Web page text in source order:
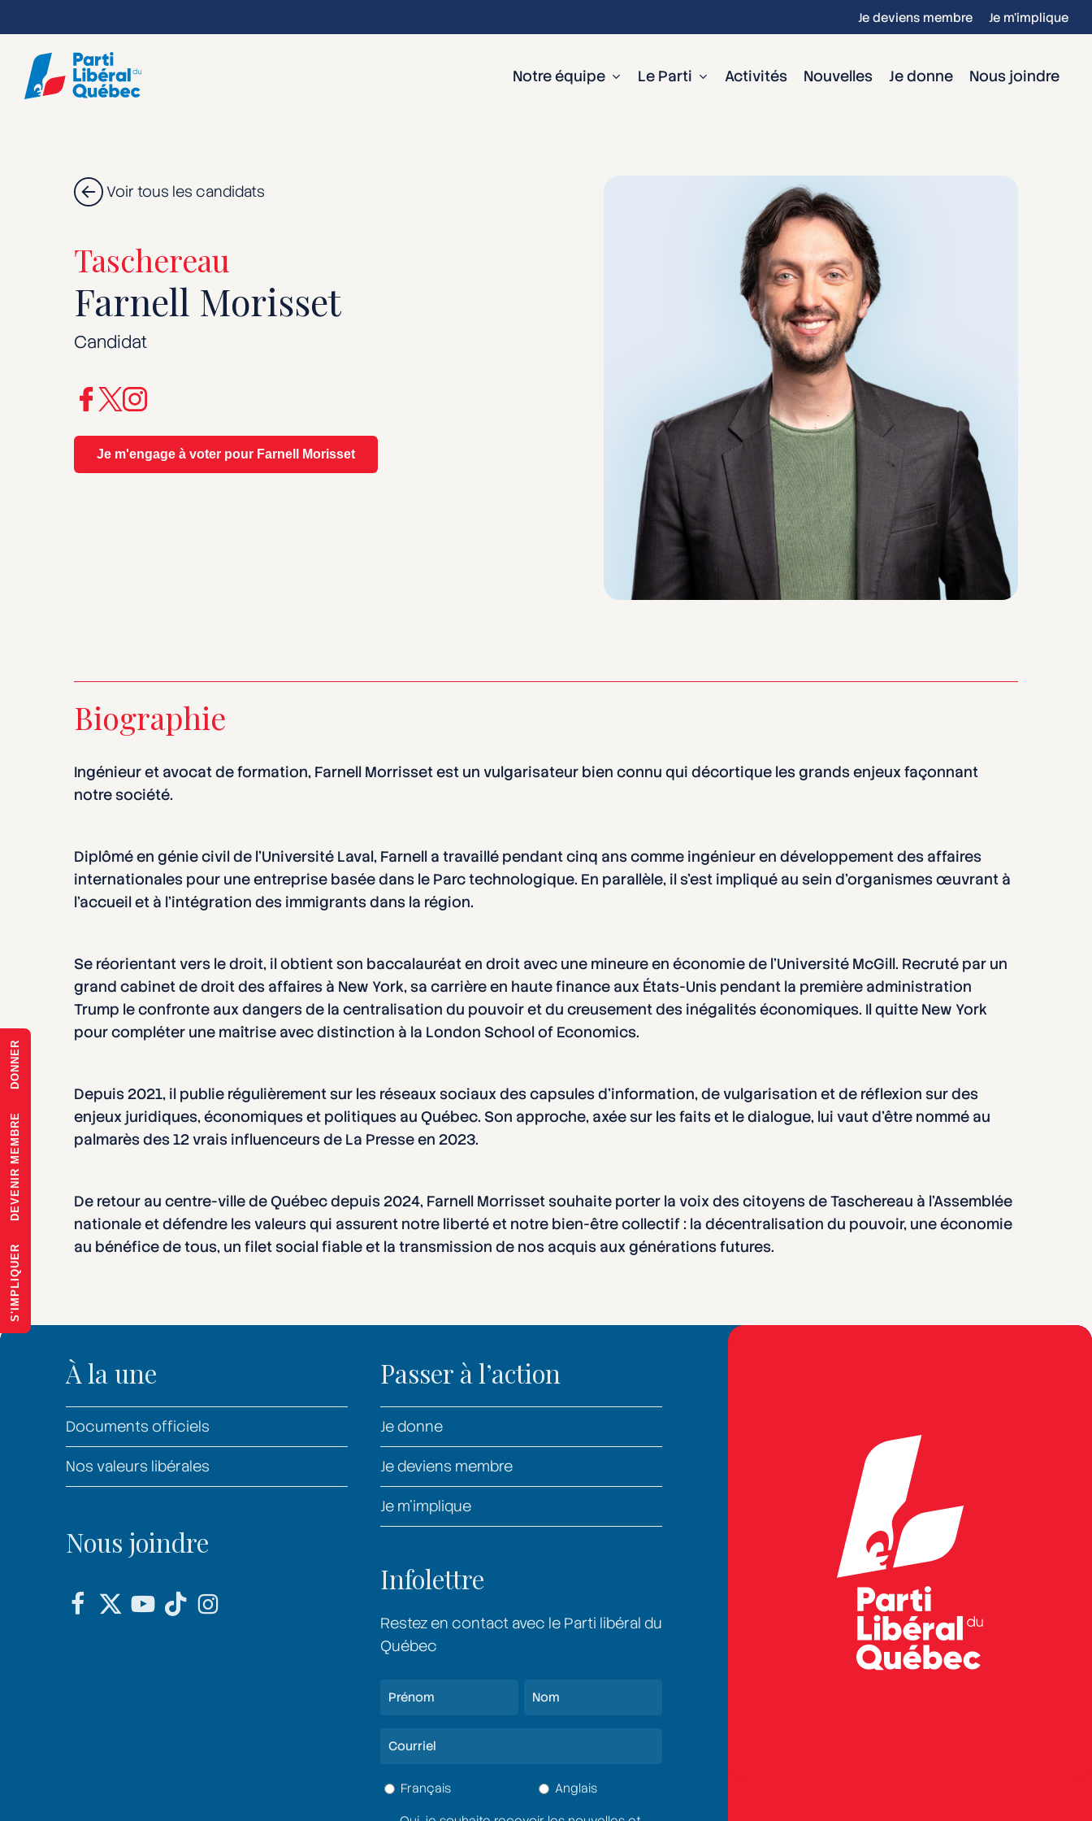
DONNER
DEVENIR MEMBRE
S'IMPLIQUER
to
content
Je deviens membre Je m’implique
Notre équipe Le Parti Activités Nouvelles Je donne Nous joindre
Voir tous les candidats
Taschereau
Farnell Morisset
Candidat
Je m'engage à voter pour Farnell Morisset
Biographie
Ingénieur et avocat de formation, Farnell Morrisset est un vulgarisateur bien connu qui décortique les grands enjeux façonnant
notre société.
Diplômé en génie civil de l’Université Laval, Farnell a travaillé pendant cinq ans comme ingénieur en développement des affaires
internationales pour une entreprise basée dans le Parc technologique. En parallèle, il s’est impliqué au sein d’organismes œuvrant à
l’accueil et à l’intégration des immigrants dans la région.
Se réorientant vers le droit, il obtient son baccalauréat en droit avec une mineure en économie de l’Université McGill. Recruté par un
grand cabinet de droit des affaires à New York, sa carrière en haute finance aux États-Unis pendant la première administration
Trump le confronte aux dangers de la centralisation du pouvoir et du creusement des inégalités économiques. Il quitte New York
pour compléter une maîtrise avec distinction à la London School of Economics.
Depuis 2021, il publie régulièrement sur les réseaux sociaux des capsules d’information, de vulgarisation et de réflexion sur des
enjeux juridiques, économiques et politiques au Québec. Son approche, axée sur les faits et le dialogue, lui vaut d’être nommé au
palmarès des 12 vrais influenceurs de La Presse en 2023.
De retour au centre-ville de Québec depuis 2024, Farnell Morrisset souhaite porter la voix des citoyens de Taschereau à l’Assemblée
nationale et défendre les valeurs qui assurent notre liberté et notre bien-être collectif : la décentralisation du pouvoir, une économie
au bénéfice de tous, un filet social fiable et la transmission de nos acquis aux générations futures.
À la une
Documents officiels
Nos valeurs libérales
Nous joindre
Passer à l’action
Je donne
Je deviens membre
Je m’implique
Infolettre
Restez en contact avec le Parti libéral du
Québec
Nom
Courriel
Langue
Français Anglais